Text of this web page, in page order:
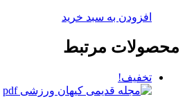
افزودن به سبد خرید
محصولات مرتبط
تخفیف!